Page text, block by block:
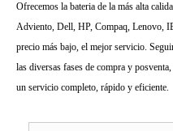
Ofrecemos la bateria de la más alta
Adviento, Dell, HP, Compaq, Lenovo,
precio más bajo, el mejor servicio.
las diversas fases de compra y
un servicio completo, rápido y eficiente.